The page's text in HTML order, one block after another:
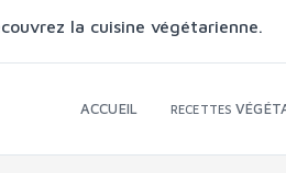
la cuisine végétarienne.
ACCUEIL RECETTES